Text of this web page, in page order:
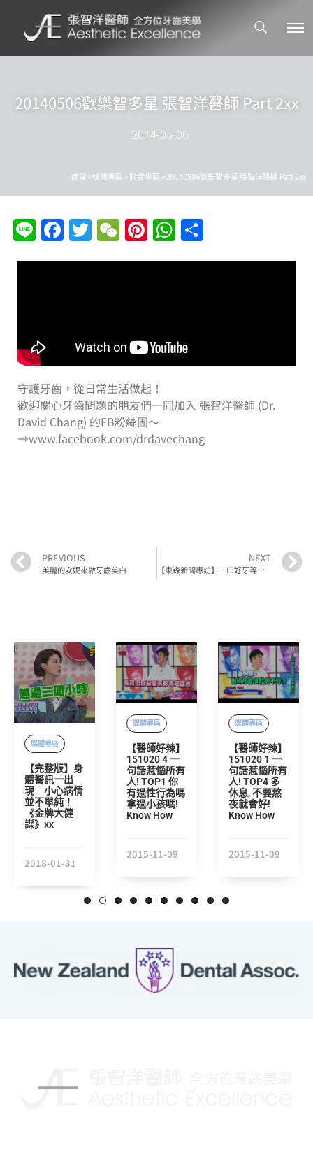
20140506歡樂智多星 張智洋醫師 Part 2xx
2014-05-06
首頁 »媒體專區 »影音專區 »20140506歡樂智多星 張智洋醫師 Part 2xx
LineFacebook
Twitter
WeChat
Pinterest
WhatsApp
享
守護牙齒，從日常生活做起！
歡迎關心牙齒問題的朋友們一同加入 張智洋醫師 (Dr.
David Chang) 的FB粉絲團～
→www.facebook.com/drdavechang
PREVIOUS
美麗的安妮來做牙齒美白
NEXT
【東森新聞專訪】一口好牙等於人生勝利組？ 英研究：牙齒歧視成為趨勢
媒體專區
【完整版】身
體警訊一出
現 小心病情
並不單純！
《金牌大健
諜》xx
2018-01-31
媒體專區
【醫師好辣】
151020 4 一
句話惹惱所有
人! TOP1 你
有過性行為嗎
拿過小孩嗎!
Know How
2015-11-09
媒體專區
【醫師好辣】
151020 1 一
句話惹惱所有
人! TOP4 多
休息, 不要熬
夜就會好!
Know How
2015-11-09